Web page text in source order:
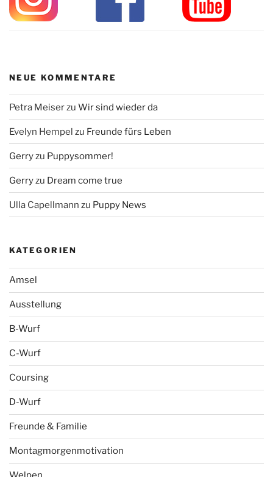
NEUE KOMMENTARE
Petra Meiserzu Wir sind wieder da
Evelyn Hempel zu Freunde fürs Leben
Gerryzu Puppysommer!
Gerryzu Dream come true
Ulla Capellmann zu Puppy News
KATEGORIEN
Amsel
Ausstellung
B-Wurf
C-Wurf
Coursing
D-Wurf
Freunde & Familie
Montagmorgenmotivation